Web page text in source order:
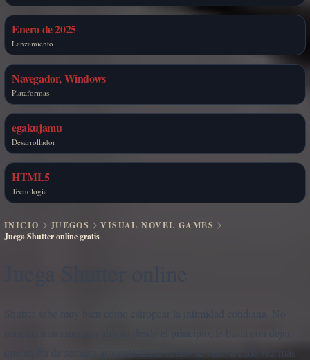
Enero de 2025
Lanzamiento
Navegador, Windows
Plataformas
egakujamu
Desarrollador
HTML5
Tecnología
INICIO JUEGOS
VISUAL NOVEL GAMES
Juega Shutter online gratis
que un fin de semana aparentemente cálido se vuelva cada vez más